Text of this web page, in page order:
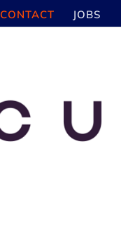
CONTACT JOBS